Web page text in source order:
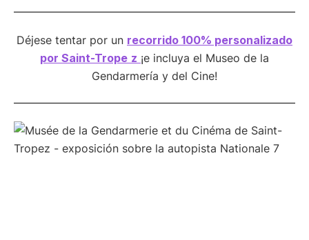
Déjese tentar por un recorrido 100% personalizado
por Saint-Trope z ¡e incluya el Museo de la
Gendarmería y del Cine!